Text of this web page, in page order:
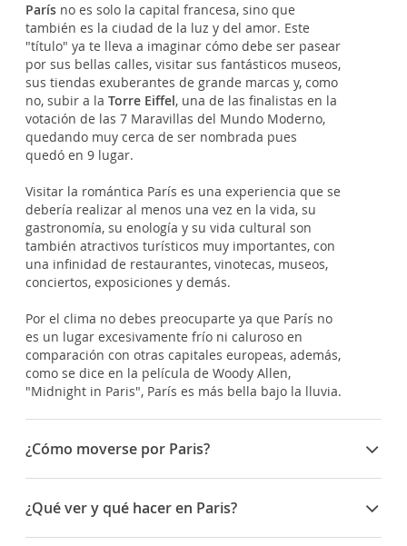
París no es solo la capital francesa, sino que
también es la ciudad de la luz y del amor. Este
"título" ya te lleva a imaginar cómo debe ser pasear
por sus bellas calles, visitar sus fantásticos museos,
sus tiendas exuberantes de grande marcas y, como
no, subir a la Torre Eiffel, una de las finalistas en la
votación de las 7 Maravillas del Mundo Moderno,
quedando muy cerca de ser nombrada pues
quedó en 9 lugar.
Visitar la romántica París es una experiencia que se
debería realizar al menos una vez en la vida, su
gastronomía, su enología y su vida cultural son
también atractivos turísticos muy importantes, con
una infinidad de restaurantes, vinotecas, museos,
conciertos, exposiciones y demás.
Por el clima no debes preocuparte ya que París no
es un lugar excesivamente frío ni caluroso en
comparación con otras capitales europeas, además,
como se dice en la película de Woody Allen,
"Midnight in Paris", París es más bella bajo la lluvia.
¿Cómo moverse por Paris?
Hay varias formas de moverse por la inmensa
ciudad de París pero el
metro
es, con diferencia, la
mejor. Es rápidoy cuenta con numerosas líneas
que te llevarán adonde quieras ir. El servicio
¿Qué ver y qué hacer en Paris?
Aquí tienes una lista de cosas que ver y hacer en